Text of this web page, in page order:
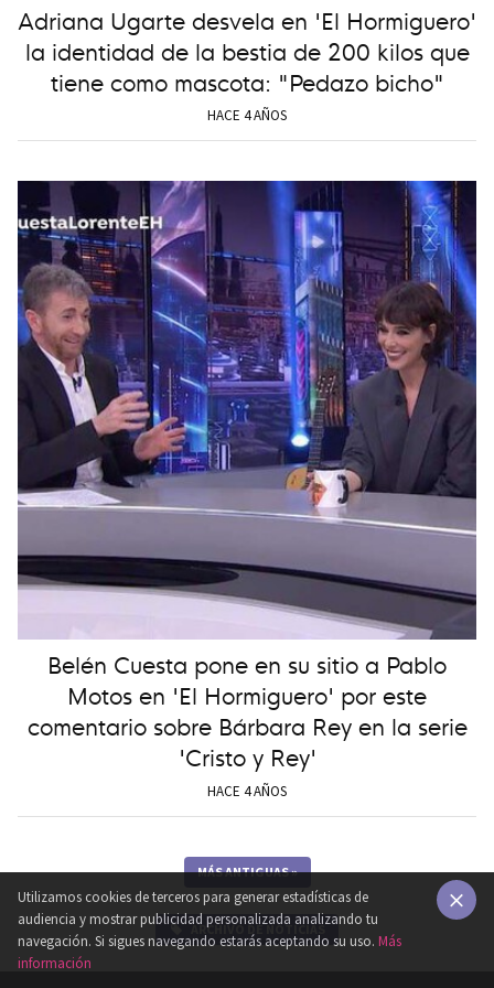
Adriana Ugarte desvela en 'El Hormiguero'
la identidad de la bestia de 200 kilos que
tiene como mascota: "Pedazo bicho"
HACE 4 AÑOS
Belén Cuesta pone en su sitio a Pablo
Motos en 'El Hormiguero' por este
comentario sobre Bárbara Rey en la serie
'Cristo y Rey'
HACE 4 AÑOS
MÁS ANTIGUAS»
ARCHIVO DE NOTICIAS
Utilizamos cookies de terceros para generar estadísticas de
audiencia y mostrar publicidad personalizada analizando tu
navegación. Si sigues navegando estarás aceptando su uso. Más
información